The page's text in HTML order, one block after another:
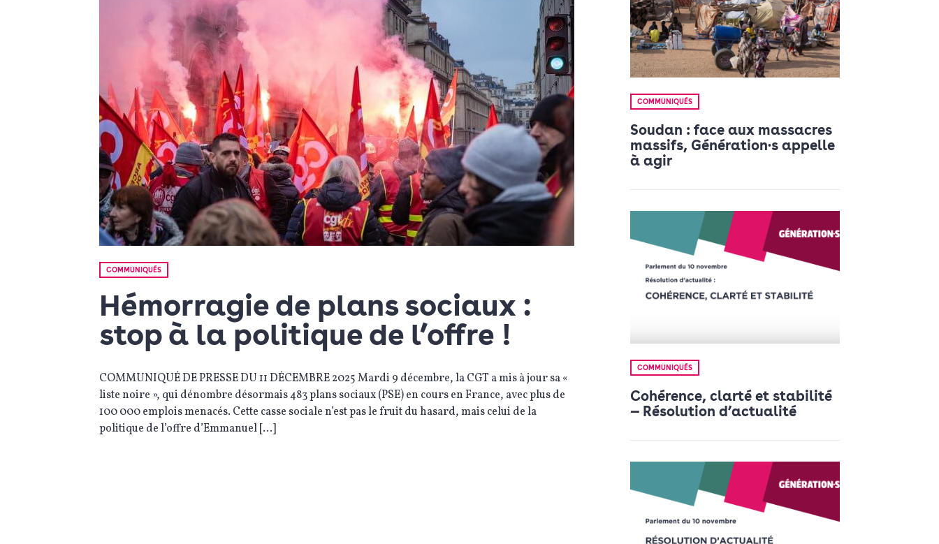
COMMUNIQUÉS
Hémorragie de plans sociaux :
stop à la politique de l’offre !
COMMUNIQUÉ DE PRESSE DU 11 DÉCEMBRE 2025 Mardi 9 décembre, la CGT a mis à jour sa «
liste noire », qui dénombre désormais 483 plans sociaux (PSE) en cours en France, avec plus de
100 000 emplois menacés. Cette casse sociale n’est pas le fruit du hasard, mais celui de la
politique de l’offre d’Emmanuel […]
COMMUNIQUÉS
Soudan : face aux massacres
massifs, Génération·s appelle
à agir
COMMUNIQUÉS
Cohérence, clarté et stabilité
— Résolution d’actualité